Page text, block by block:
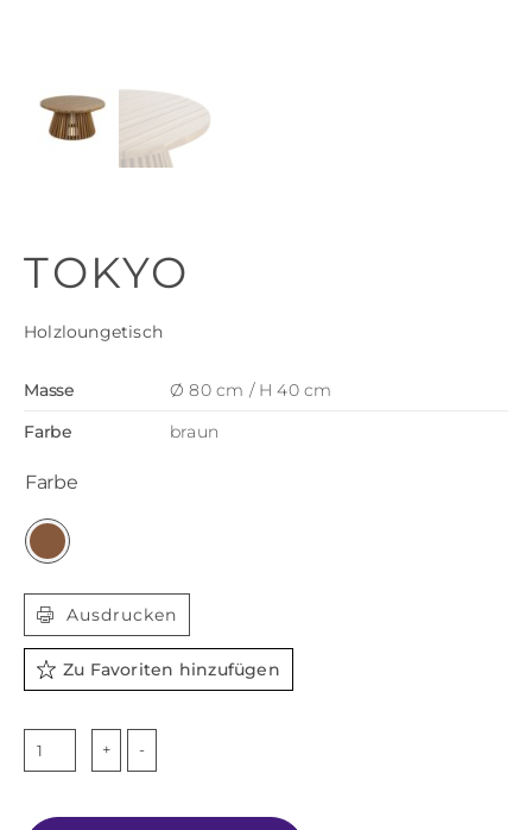
TOKYO
Holzloungetisch
Masse
Ø 80 cm / H 40 cm
Farbe
braun
Farbe
Ausdrucken
Zu Favoriten hinzufügen
TOKYO